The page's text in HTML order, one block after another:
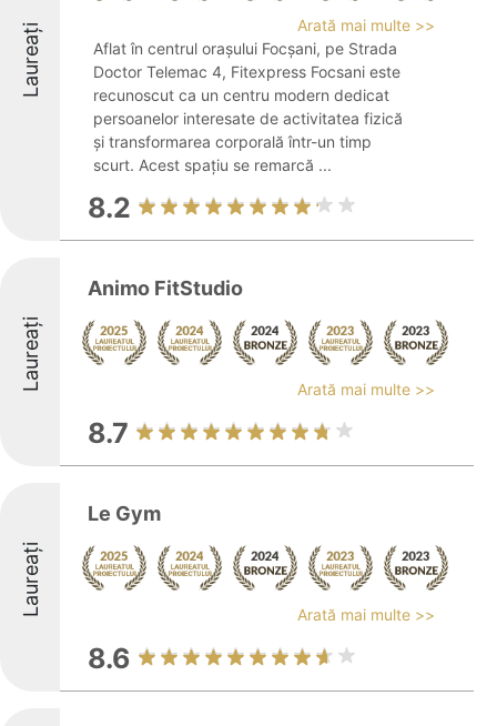
Laureați
Arată mai multe >>
Aflat în centrul orașului Focșani, pe Strada
Doctor Telemac 4, Fitexpress Focsani este
recunoscut ca un centru modern dedicat
persoanelor interesate de activitatea fizică
și transformarea corporală într-un timp
scurt. Acest spațiu se remarcă ...
8.2
Laureați
Animo FitStudio
Arată mai multe >>
8.7
Laureați
Le Gym
Arată mai multe >>
8.6